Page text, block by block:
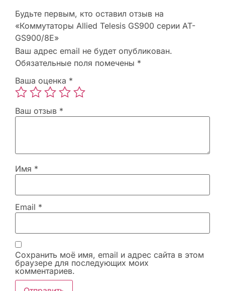
Будьте первым, кто оставил отзыв на
«Коммутаторы Allied Telesis GS900 серии AT-
GS900/8E»
Ваш адрес email не будет опубликован.
Обязательные поля помечены *
Ваша оценка *
Ваш отзыв *
Имя *
Email *
Сохранить моё имя, email и адрес сайта в этом
браузере для последующих моих
комментариев.